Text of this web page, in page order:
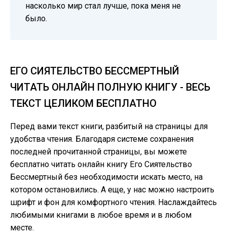
насколько мир стал лучше, пока меня не
было.
ЕГО СИЯТЕЛЬСТВО БЕССМЕРТНЫЙ
ЧИТАТЬ ОНЛАЙН ПОЛНУЮ КНИГУ - ВЕСЬ
ТЕКСТ ЦЕЛИКОМ БЕСПЛАТНО
Перед вами текст книги, разбитый на страницы для
удобства чтения. Благодаря системе сохранения
последней прочитанной страницы, вы можете
бесплатно читать онлайн книгу Его Сиятельство
Бессмертный без необходимости искать место, на
котором остановились. А еще, у нас можно настроить
шрифт и фон для комфортного чтения. Наслаждайтесь
любимыми книгами в любое время и в любом
месте.